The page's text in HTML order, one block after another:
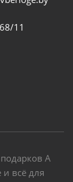
11
А
всё для